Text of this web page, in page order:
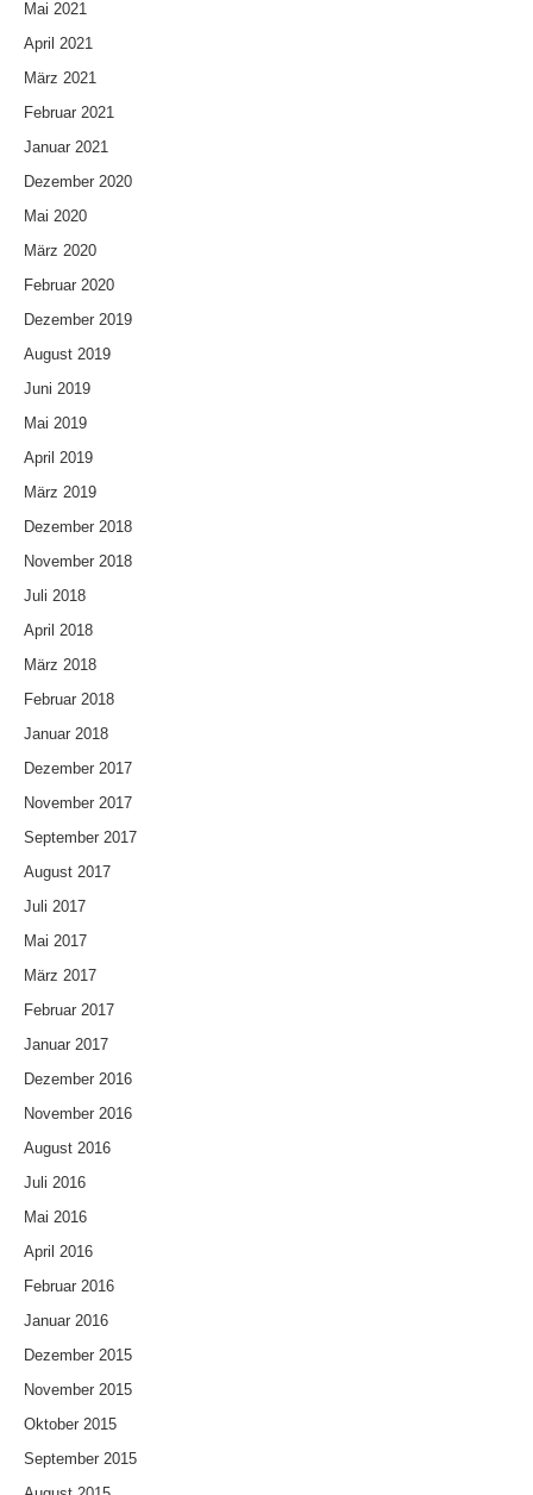
Mai 2021
April 2021
März 2021
Februar 2021
Januar 2021
Dezember 2020
Mai 2020
März 2020
Februar 2020
Dezember 2019
August 2019
Juni 2019
Mai 2019
April 2019
März 2019
Dezember 2018
November 2018
Juli 2018
April 2018
März 2018
Februar 2018
Januar 2018
Dezember 2017
November 2017
September 2017
August 2017
Juli 2017
Mai 2017
März 2017
Februar 2017
Januar 2017
Dezember 2016
November 2016
August 2016
Juli 2016
Mai 2016
April 2016
Februar 2016
Januar 2016
Dezember 2015
November 2015
Oktober 2015
September 2015